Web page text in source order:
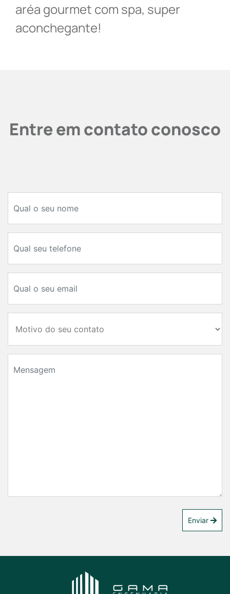
aréa gourmet com spa, super
aconchegante!
Entre em contato conosco
Enviar